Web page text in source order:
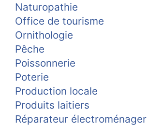
Naturopathie
Office de tourisme
Ornithologie
Pêche
Poissonnerie
Poterie
Production locale
Produits laitiers
Réparateur électroménager